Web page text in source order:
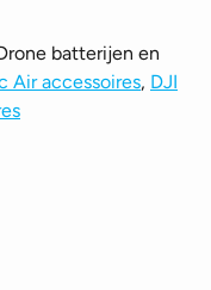
batterijen en
Air accessoires, DJI